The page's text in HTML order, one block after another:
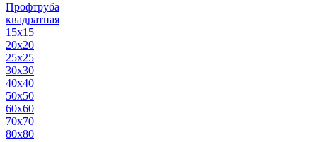
Профтруба
квадратная
15х15
20х20
25х25
30х30
40х40
50х50
60х60
70х70
80х80